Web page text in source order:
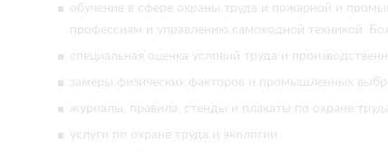
обучение в сфере охраны труда и пожарной и
профессиям и управлению самоходной техникой.
специальная оценка условий труда и
замеры физических факторов и промышленных
журналы, правила, стенды и плакаты по охране
услуги по охране труда и экологии